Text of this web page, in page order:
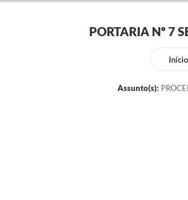
PORTARIA Nº 7
Assunto(s):